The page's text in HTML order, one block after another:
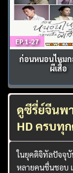
EP.1-27
ก่อนหนอนไหมก
ผีเสื้อ
ดูซีรี่ย์จีนพ
HD ครบทุ
ในยุคดิจิทัลปัจจุบั
หลายคนชื่นชอบ